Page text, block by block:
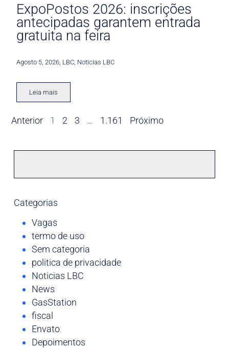
ExpoPostos 2026: inscrições
antecipadas garantem entrada
gratuita na feira
Agosto 5, 2026 LBC Noticias LBC
Leia mais
Anterior 1 2 3 … 1.161 Próximo
Categorias
Vagas
termo de uso
Sem categoria
politica de privacidade
Noticias LBC
News
GasStation
fiscal
Envato
Depoimentos